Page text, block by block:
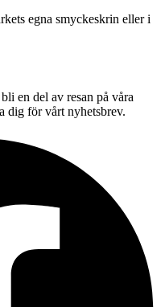
egna smyckeskrin eller i
en del av resan på våra
dig för vårt nyhetsbrev.